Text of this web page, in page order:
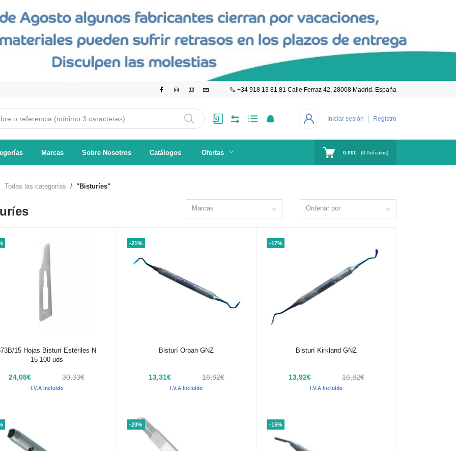
+34 918 13 81 81 Calle Ferraz 42, 28008 Madrid. España
Iniciar sesión Registro
Marcas Sobre Nosotros Catálogos Ofertas 0,00€ (0Artículos)
Todas las categorías "Bisturíes"
Marcas Ordenar por
Añadir al carrito
15 Hojas Bisturí Estériles N
15 100 uds
24,08€ 30,33€
I.V.A Incluido
-21%
Añadir al carrito
Bisturí Orban GNZ
13,31€ 16,82€
I.V.A Incluido
-17%
Añadir al carrito
Bisturí Kirkland GNZ
13,92€ 16,82€
I.V.A Incluido
-23% -15%